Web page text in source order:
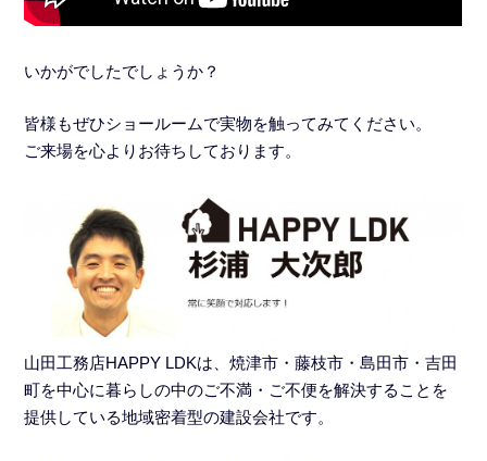
いかがでしたでしょうか？
皆様もぜひショールームで実物を触ってみてください。
ご来場を心よりお待ちしております。
山田工務店HAPPY LDKは、焼津市・藤枝市・島田市・吉田
町を中心に暮らしの中のご不満・ご不便を解決することを
提供している地域密着型の建設会社です。